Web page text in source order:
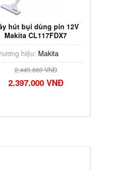
hút bụi dùng pin 12V
Makita CL117FDX7
hiệu: Makita
2.445.660 VNĐ
2.397.000 VNĐ